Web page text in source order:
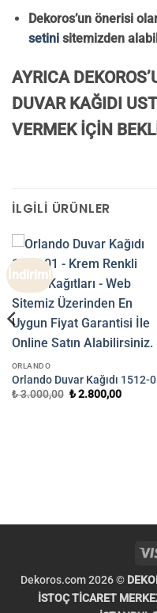
Dekoros’un önerisi
setinisitemizden
AYRICA
DUVAR KAĞIDI
VERMEK İÇİN
İLGILI ÜRÜNLER
İndirim!
ORLANDO
Orlando Duvar Kağıdı 1512-
₺3.000,00 Orijinal
₺2.800,00Şu
Dekoros.com 2026 ©
İSTOÇ TİCARET